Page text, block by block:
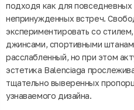
подходя как для повседневных
непринужденных встреч.
экспериментировать со
джинсами, спортивными
расслабленный, но при этом
эстетика Balenciaga
тщательно выверенных
узнаваемого дизайна.